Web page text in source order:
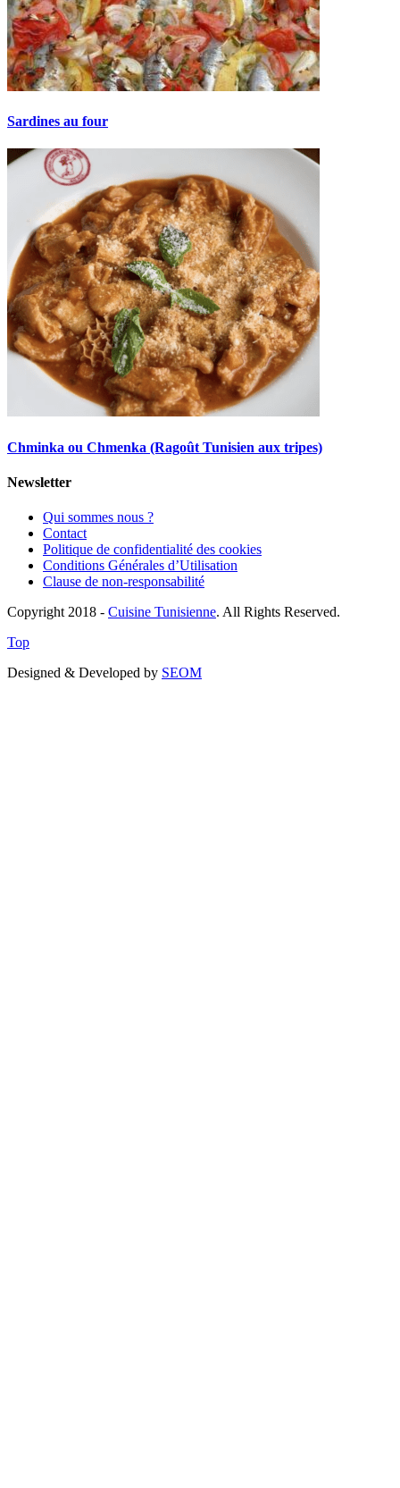
Sardines au four
Chminka ou Chmenka (Ragoût Tunisien aux tripes)
Newsletter
Qui sommes nous ?
Contact
Politique de confidentialité des cookies
Conditions Générales d’Utilisation
Clause de non-responsabilité
Copyright 2018 - Cuisine Tunisienne. All Rights Reserved.
Top
Designed & Developed by SEOM